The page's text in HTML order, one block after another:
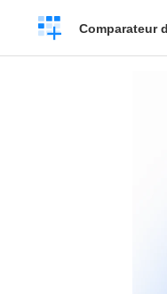
Créer
un
Comparateur